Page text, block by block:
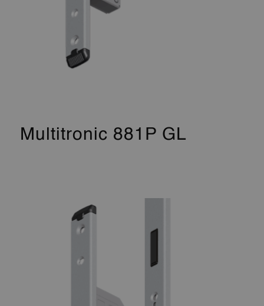
Multitronic 881P GL